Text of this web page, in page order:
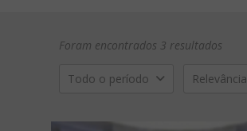
Foram encontrados 3 resultados
Todo o período Relevância